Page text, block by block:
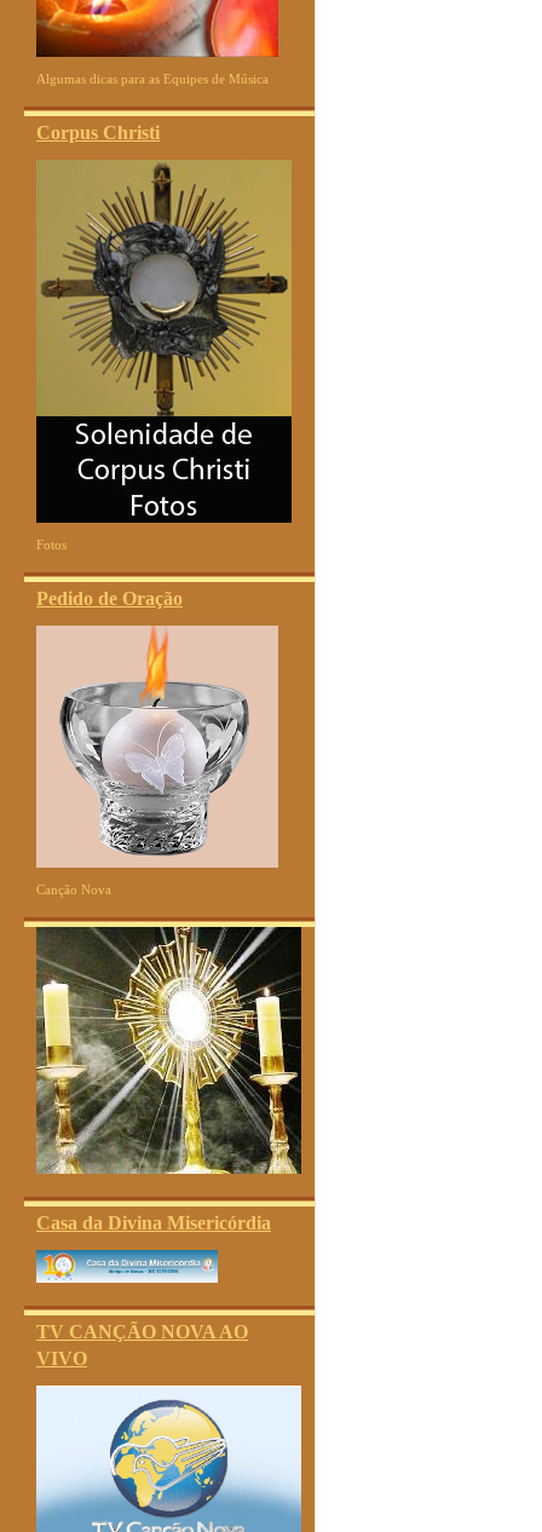
Algumas dicas para as Equipes de Música
Corpus Christi
Fotos
Pedido de Oração
Canção Nova
Casa da Divina Misericórdia
TV CANÇÃO NOVA AO
VIVO